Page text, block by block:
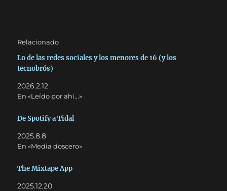
Relacionado
Lo de las redes sociales y los menores de 16 (y los
tecnobrós)
2026.2.12
En «Leído por ahí...»
De Spotify a Tidal
2025.8.8
En «Media doscero»
The Mixtape App
2025.12.20